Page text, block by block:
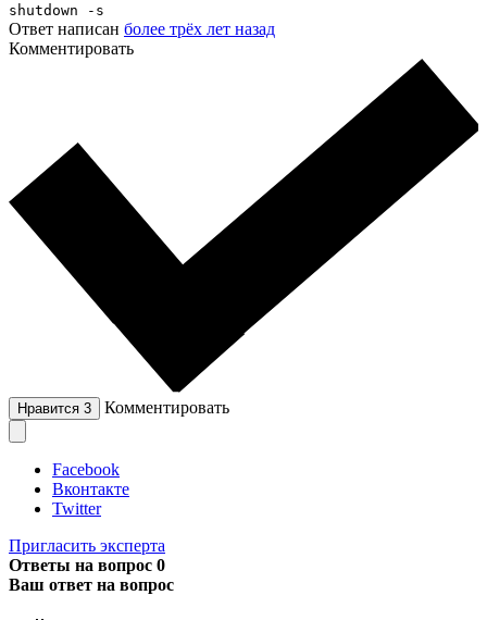
shutdown -s
Ответ написан более трёх лет назад
Комментировать
Нравится 3 Комментировать
Facebook
Вконтакте
Twitter
Пригласить эксперта
Ответы на вопрос 0
Ваш ответ на вопрос